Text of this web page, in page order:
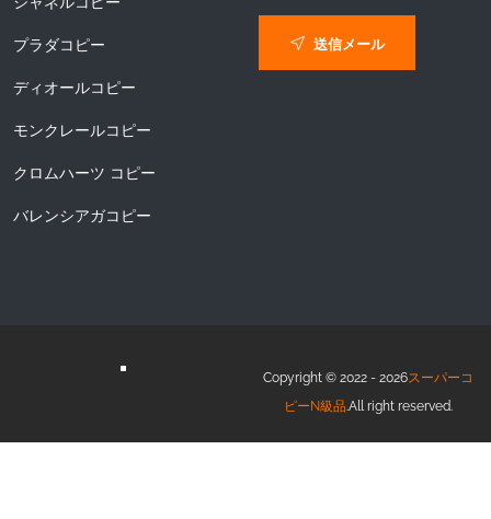
プラダコピー
ディオールコピー
モンクレールコピー
クロムハーツ コピー
バレンシアガコピー
送信メール
Copyright © 2022 - 2026スーパーコ
ピーN級品 .All right reserved.